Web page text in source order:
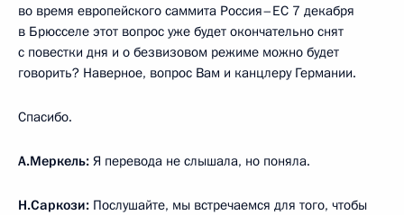
во время европейского саммита Россия–ЕС 7 декабря
в Брюсселе этот вопрос уже будет окончательно снят
с повестки дня и о безвизовом режиме можно будет
говорить? Наверное, вопрос Вам и канцлеру Германии.
Спасибо.
А.Меркель: Я перевода не слышала, но поняла.
Н.Саркози: Послушайте, мы встречаемся для того, чтобы